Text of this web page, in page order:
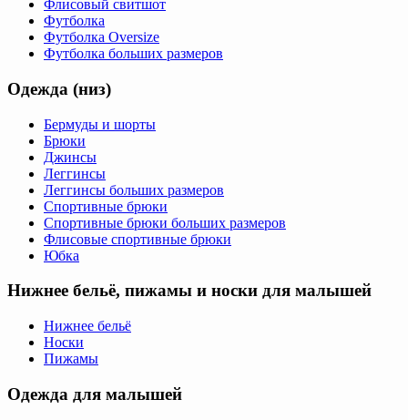
Флисовый свитшот
Футболка
Футболка Oversize
Футболка больших размеров
Одежда (низ)
Бермуды и шорты
Брюки
Джинсы
Леггинсы
Леггинсы больших размеров
Спортивные брюки
Спортивные брюки больших размеров
Флисовые спортивные брюки
Юбка
Нижнее бельё, пижамы и носки для малышей
Нижнее бельё
Носки
Пижамы
Одежда для малышей